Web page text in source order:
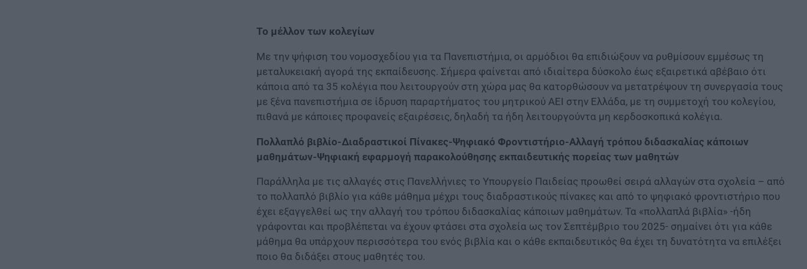
Το μέλλον των κολεγίων
Με την ψήφιση του νομοσχεδίου για τα Πανεπιστήμια, οι αρμόδιοι θα επιδιώξουν να ρυθμίσουν εμμέσως τη
μεταλυκειακή αγορά της εκπαίδευσης. Σήμερα φαίνεται από ιδιαίτερα δύσκολο έως εξαιρετικά αβέβαιο ότι
κάποια από τα 35 κολέγια που λειτουργούν στη χώρα μας θα κατορθώσουν να μετατρέψουν τη συνεργασία τους
με ξένα πανεπιστήμια σε ίδρυση παραρτήματος του μητρικού ΑΕΙ στην Ελλάδα, με τη συμμετοχή του κολεγίου,
πιθανά με κάποιες προφανείς εξαιρέσεις, δηλαδή τα ήδη λειτουργούντα μη κερδοσκοπικά κολέγια.
Πολλαπλό βιβλίο-Διαδραστικοί Πίνακες-Ψηφιακό Φροντιστήριο-Αλλαγή τρόπου διδασκαλίας κάποιων
μαθημάτων-Ψηφιακή εφαρμογή παρακολούθησης εκπαιδευτικής πορείας των μαθητών
Παράλληλα με τις αλλαγές στις Πανελλήνιες το Υπουργείο Παιδείας προωθεί σειρά αλλαγών στα σχολεία – από
το πολλαπλό βιβλίο για κάθε μάθημα μέχρι τους διαδραστικούς πίνακες και από το ψηφιακό φροντιστήριο που
έχει εξαγγελθεί ως την αλλαγή του τρόπου διδασκαλίας κάποιων μαθημάτων. Τα «πολλαπλά βιβλία» -ήδη
γράφονται και προβλέπεται να έχουν φτάσει στα σχολεία ως τον Σεπτέμβριο του 2025- σημαίνει ότι για κάθε
μάθημα θα υπάρχουν περισσότερα του ενός βιβλία και ο κάθε εκπαιδευτικός θα έχει τη δυνατότητα να επιλέξει
ποιο θα διδάξει στους μαθητές του.